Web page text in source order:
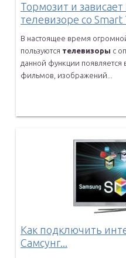
Тормозит и
телевизоре со Smart
В настоящее время
пользуются телевизоры с
данной функции появляется
фильмов, изображений...
Как подключить
Самсунг...